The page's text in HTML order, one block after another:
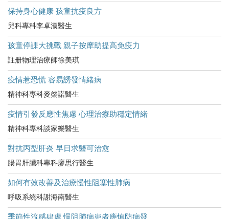
保持身心健康 孩童抗疫良方
兒科專科李卓漢醫生
孩童停課大挑戰 親子按摩助提高免疫力
註册物理治療師徐美琪
疫情惹恐慌 容易誘發情緒病
精神科專科麥棨諾醫生
疫情引發反應性焦慮 心理治療助穩定情緒
精神科專科談家樂醫生
對抗丙型肝炎 早日求醫可治愈
腸胃肝臟科專科廖思行醫生
如何有效改善及治療慢性阻塞性肺病
呼吸系統科謝海南醫生
季節性流感肆虐 慢阻肺病患者應慎防病發